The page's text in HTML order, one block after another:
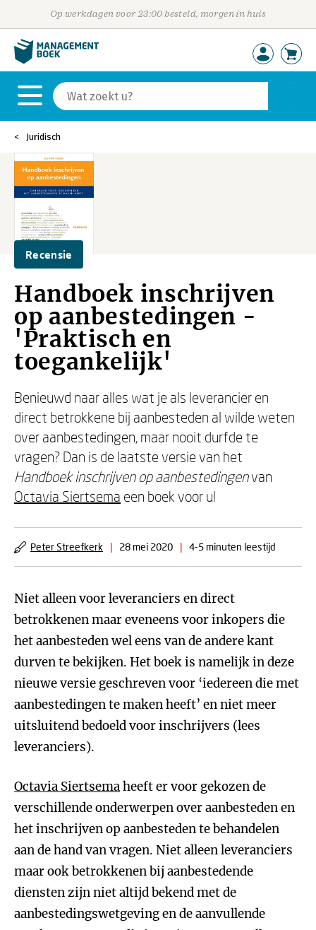
Op werkdagen voor 23:00 besteld, morgen in huis
Juridisch
Recensie
Handboek inschrijven
op aanbestedingen -
'Praktisch en
toegankelijk'
Benieuwd naar alles wat je als leverancier en
direct betrokkene bij aanbesteden al wilde weten
over aanbestedingen, maar nooit durfde te
vragen? Dan is de laatste versie van het
Handboek inschrijven op aanbestedingenvan
Octavia Siertsema een boek voor u!
Peter Streefkerk | 28 mei 2020 | 4-5 minuten leestijd
Niet alleen voor leveranciers en direct
betrokkenen maar eveneens voor inkopers die
het aanbesteden wel eens van de andere kant
durven te bekijken. Het boek is namelijk in deze
nieuwe versie geschreven voor ‘iedereen die met
aanbestedingen te maken heeft’ en niet meer
uitsluitend bedoeld voor inschrijvers (lees
leveranciers).
Octavia Siertsemaheeft er voor gekozen de
verschillende onderwerpen over aanbesteden en
het inschrijven op aanbesteden te behandelen
aan de hand van vragen. Niet alleen leveranciers
maar ook betrokkenen bij aanbestedende
diensten zijn niet altijd bekend met de
aanbestedingswetgeving en de aanvullende